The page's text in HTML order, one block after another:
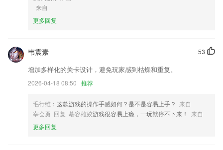
18乐游戏中心手机版软件优势
2.全球2000多所合作院校,成功办理出国留学上万案例.出国留学规划+考
试+实习+申请+面试+海外求职全套解决方案
3.7万学员正在使用！针对不同岗位人员自动适配课程
4.每个主题文本有相应的新学字词堆集、例句示范，进步识字量，加强阅
5.全国名师在线直播课程，直播可实时参与互动，体验上课真实场景
6.15道考题一组，随时保存答题进度，记录点滴进步；
来自
更多回复
53
韦震素
增加多样化的关卡设计，避免玩家感到枯燥和重复。
2026-04-18 08:50 推荐
毛行维 ：这款游戏的操作手感如何？是不是容易上手？ 来自
宰会勇 回复 慕容雄姣游戏很容易上瘾，一玩就停不下来！
来自
更多回复